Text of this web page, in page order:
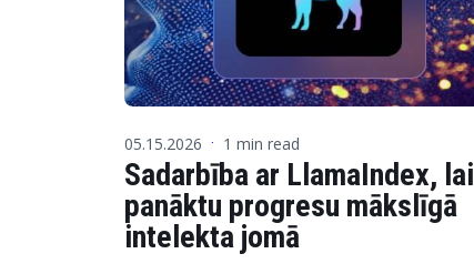
05.15.2026 · 1 min read
Sadarbība ar LlamaIndex, lai
panāktu progresu mākslīgā
intelekta jomā